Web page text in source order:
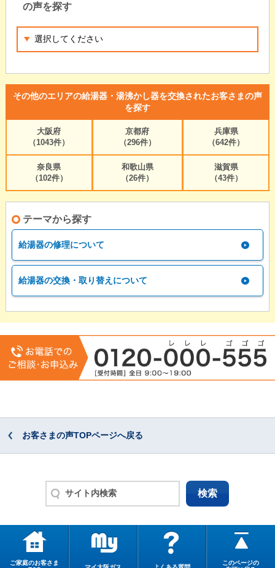
の声を探す
その他のエリアの給湯器・湯沸かし器を交換されたお客さまの声
を探す
大阪府
（1043件）
京都府
（296件）
兵庫県
（642件）
奈良県
（102件）
和歌山県
（26件）
滋賀県
（43件）
テーマから探す
給湯器の修理について
給湯器の交換・取り替えについて
お客さまの声TOPページへ戻る
ご家庭のお客さま
このページの